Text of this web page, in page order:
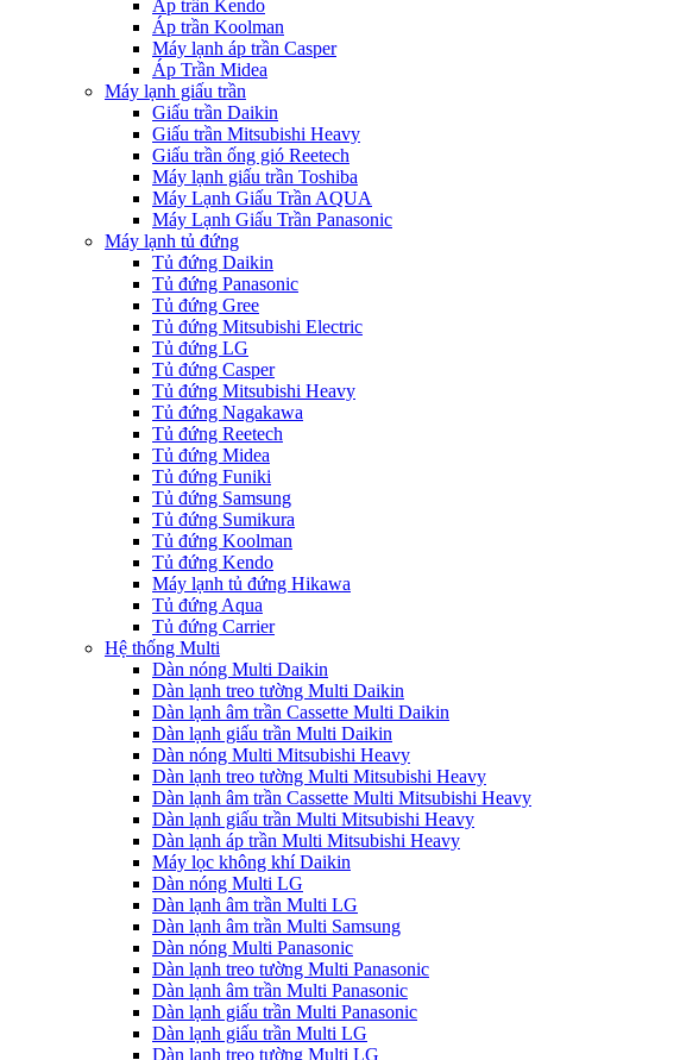
Áp trần Kendo
Áp trần Koolman
Máy lạnh áp trần Casper
Áp Trần Midea
Máy lạnh giấu trần
Giấu trần Daikin
Giấu trần Mitsubishi Heavy
Giấu trần ống gió Reetech
Máy lạnh giấu trần Toshiba
Máy Lạnh Giấu Trần AQUA
Máy Lạnh Giấu Trần Panasonic
Máy lạnh tủ đứng
Tủ đứng Daikin
Tủ đứng Panasonic
Tủ đứng Gree
Tủ đứng Mitsubishi Electric
Tủ đứng LG
Tủ đứng Casper
Tủ đứng Mitsubishi Heavy
Tủ đứng Nagakawa
Tủ đứng Reetech
Tủ đứng Midea
Tủ đứng Funiki
Tủ đứng Samsung
Tủ đứng Sumikura
Tủ đứng Koolman
Tủ đứng Kendo
Máy lạnh tủ đứng Hikawa
Tủ đứng Aqua
Tủ đứng Carrier
Hệ thống Multi
Dàn nóng Multi Daikin
Dàn lạnh treo tường Multi Daikin
Dàn lạnh âm trần Cassette Multi Daikin
Dàn lạnh giấu trần Multi Daikin
Dàn nóng Multi Mitsubishi Heavy
Dàn lạnh treo tường Multi Mitsubishi Heavy
Dàn lạnh âm trần Cassette Multi Mitsubishi Heavy
Dàn lạnh giấu trần Multi Mitsubishi Heavy
Dàn lạnh áp trần Multi Mitsubishi Heavy
Máy lọc không khí Daikin
Dàn nóng Multi LG
Dàn lạnh âm trần Multi LG
Dàn lạnh âm trần Multi Samsung
Dàn nóng Multi Panasonic
Dàn lạnh treo tường Multi Panasonic
Dàn lạnh âm trần Multi Panasonic
Dàn lạnh giấu trần Multi Panasonic
Dàn lạnh giấu trần Multi LG
Dàn lạnh treo tường Multi LG